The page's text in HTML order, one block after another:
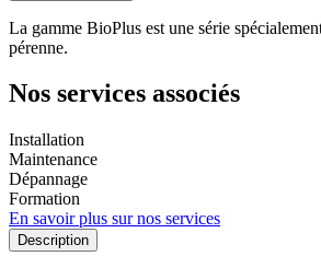
La gamme BioPlus est une série
pérenne.
Nos services associés
Installation
Maintenance
Dépannage
Formation
En savoir plus sur nos services
Description